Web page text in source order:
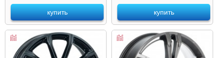
купить купить